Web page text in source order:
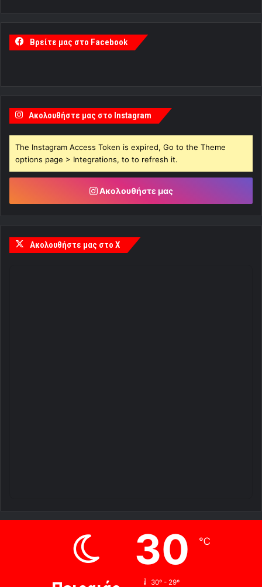
Βρείτε μας στο Facebook
Ακολουθήστε μας στο Instagram
The Instagram Access Token is expired, Go to the Theme
options page > Integrations, to to refresh it.
Ακολουθήστε μας
Ακολουθήστε μας στο X
30 ℃
30º - 29º